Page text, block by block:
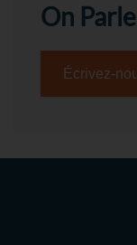
On
Écrivez-